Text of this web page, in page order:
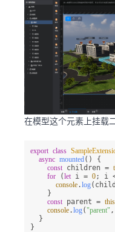
在模型这个元素上挂载
export class
async mounted( ) {
const children =
for (let i = 0; i
console.log
    }
const parent = this
console.log("parent"
  }
}